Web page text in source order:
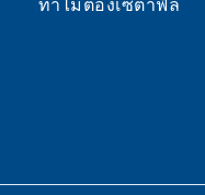
ทำไมต้องเซตาฟิล